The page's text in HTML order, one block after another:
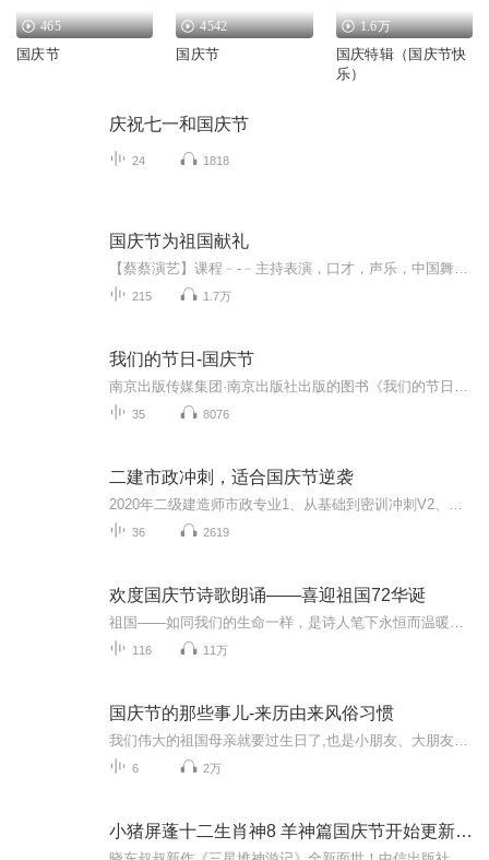
465
国庆节
4542
国庆节
1.6万
国庆特辑（国庆节快
乐）
庆祝七一和国庆节
24 1818
国庆节为祖国献礼
215 1.7万
我们的节日-国庆节
35 8076
二建市政冲刺，适合国庆节逆袭
36 2619
欢度国庆节诗歌朗诵——喜迎祖国72华诞
116 11万
国庆节的那些事儿-来历由来风俗习惯
6 2万
小猪屏蓬十二生肖神8 羊神篇国庆节开始更新啦！